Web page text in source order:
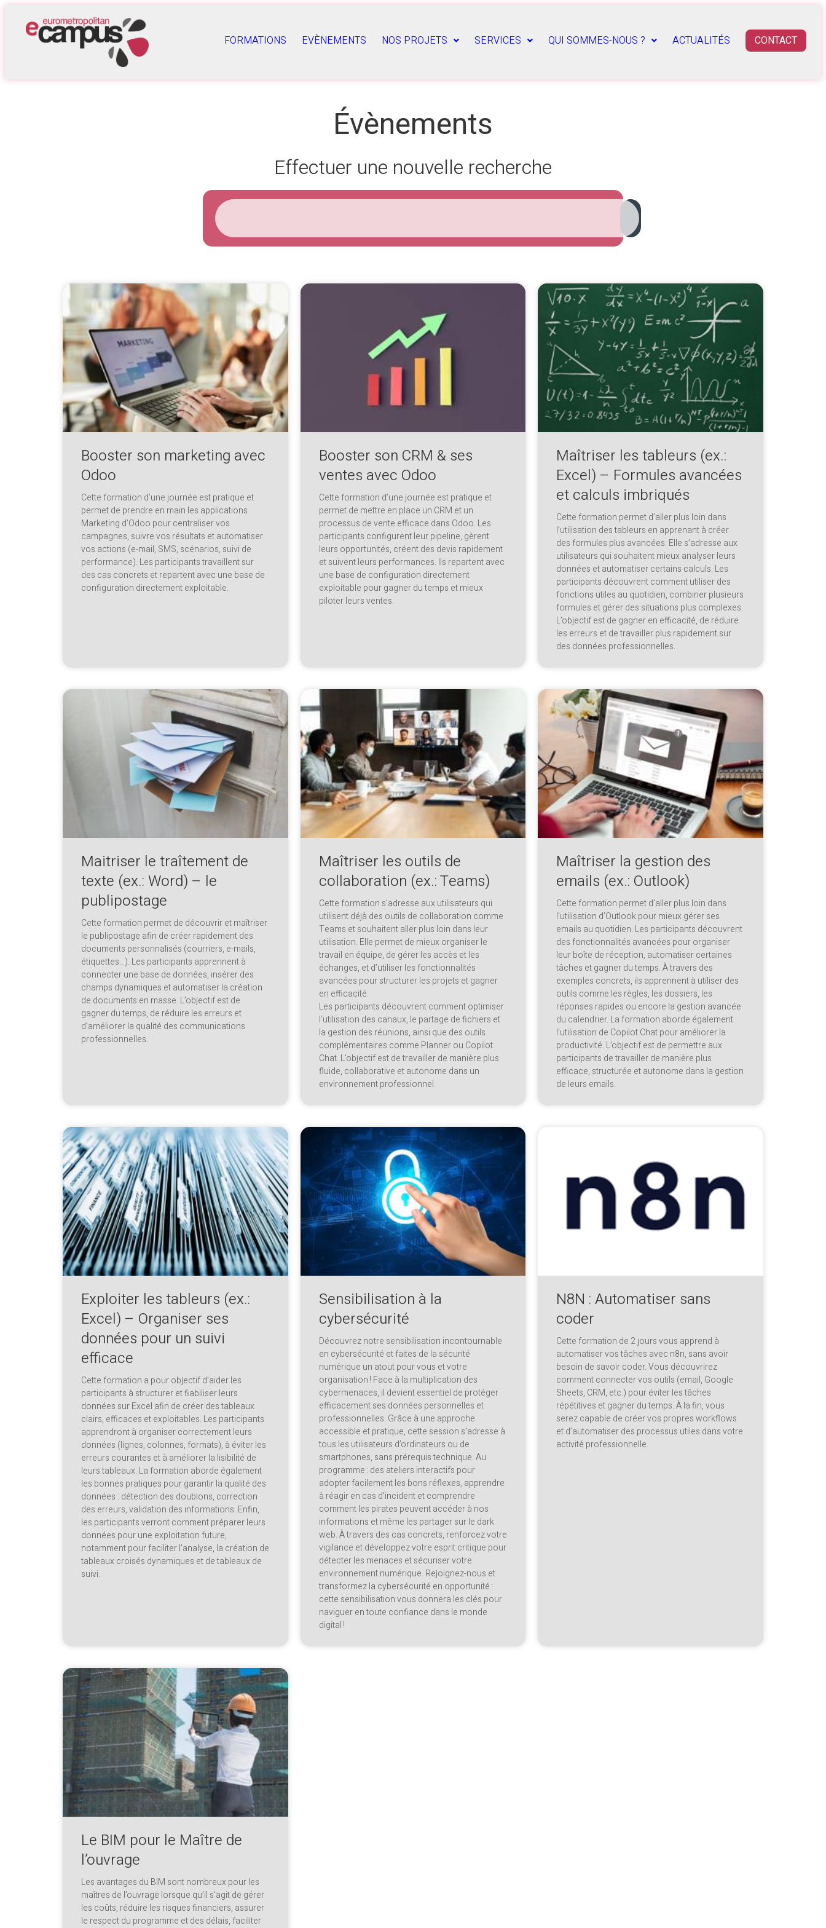
FORMATIONS EVÈNEMENTS NOS PROJETS SERVICES QUI SOMMES-NOUS ? ACTUALITÉS CONTACT
Évènements
Effectuer une nouvelle recherche
Booster son marketing avec
Odoo
Cette formation d’une journée est pratique et
permet de prendre en main les applications
Marketing d’Odoo pour centraliser vos
campagnes, suivre vos résultats et automatiser
vos actions (e-mail, SMS, scénarios, suivi de
performance). Les participants travaillent sur
des cas concrets et repartent avec une base de
configuration directement exploitable.
Booster son CRM & ses
ventes avec Odoo
Cette formation d’une journée est pratique et
permet de mettre en place un CRM et un
processus de vente efficace dans Odoo. Les
participants configurent leur pipeline, gèrent
leurs opportunités, créent des devis rapidement
et suivent leurs performances. Ils repartent avec
une base de configuration directement
exploitable pour gagner du temps et mieux
piloter leurs ventes.
Maîtriser les tableurs (ex.:
Excel) – Formules avancées
et calculs imbriqués
Cette formation permet d’aller plus loin dans
l’utilisation des tableurs en apprenant à créer
des formules plus avancées. Elle s’adresse aux
utilisateurs qui souhaitent mieux analyser leurs
données et automatiser certains calculs. Les
participants découvrent comment utiliser des
fonctions utiles au quotidien, combiner plusieurs
formules et gérer des situations plus complexes.
L’objectif est de gagner en efficacité, de réduire
les erreurs et de travailler plus rapidement sur
des données professionnelles.
Maitriser le traîtement de
texte (ex.: Word) – le
publipostage
Cette formation permet de découvrir et maîtriser
le publipostage afin de créer rapidement des
documents personnalisés (courriers, e-mails,
étiquettes…). Les participants apprennent à
connecter une base de données, insérer des
champs dynamiques et automatiser la création
de documents en masse. L’objectif est de
gagner du temps, de réduire les erreurs et
d’améliorer la qualité des communications
professionnelles.
Maîtriser les outils de
collaboration (ex.: Teams)
Cette formation s’adresse aux utilisateurs qui
utilisent déjà des outils de collaboration comme
Teams et souhaitent aller plus loin dans leur
utilisation. Elle permet de mieux organiser le
travail en équipe, de gérer les accès et les
échanges, et d’utiliser les fonctionnalités
avancées pour structurer les projets et gagner
en efficacité.
Les participants découvrent comment optimiser
l’utilisation des canaux, le partage de fichiers et
la gestion des réunions, ainsi que des outils
complémentaires comme Planner ou Copilot
Chat. L’objectif est de travailler de manière plus
fluide, collaborative et autonome dans un
environnement professionnel.
Maîtriser la gestion des
emails (ex.: Outlook)
Cette formation permet d’aller plus loin dans
l’utilisation d’Outlook pour mieux gérer ses
emails au quotidien. Les participants découvrent
des fonctionnalités avancées pour organiser
leur boîte de réception, automatiser certaines
tâches et gagner du temps. À travers des
exemples concrets, ils apprennent à utiliser des
outils comme les règles, les dossiers, les
réponses rapides ou encore la gestion avancée
du calendrier. La formation aborde également
l’utilisation de Copilot Chat pour améliorer la
productivité. L’objectif est de permettre aux
participants de travailler de manière plus
efficace, structurée et autonome dans la gestion
de leurs emails.
Exploiter les tableurs (ex.:
Excel) – Organiser ses
données pour un suivi
efficace
Cette formation a pour objectif d’aider les
participants à structurer et fiabiliser leurs
données sur Excel afin de créer des tableaux
clairs, efficaces et exploitables. Les participants
apprendront à organiser correctement leurs
données (lignes, colonnes, formats), à éviter les
erreurs courantes et à améliorer la lisibilité de
leurs tableaux. La formation aborde également
les bonnes pratiques pour garantir la qualité des
données : détection des doublons, correction
des erreurs, validation des informations. Enfin,
les participants verront comment préparer leurs
données pour une exploitation future,
notamment pour faciliter l’analyse, la création de
tableaux croisés dynamiques et de tableaux de
suivi.
Sensibilisation à la
cybersécurité
Découvrez notre sensibilisation incontournable
en cybersécurité et faites de la sécurité
numérique un atout pour vous et votre
organisation ! Face à la multiplication des
cybermenaces, il devient essentiel de protéger
efficacement ses données personnelles et
professionnelles. Grâce à une approche
accessible et pratique, cette session s’adresse à
tous les utilisateurs d’ordinateurs ou de
smartphones, sans prérequis technique. Au
programme : des ateliers interactifs pour
adopter facilement les bons réflexes, apprendre
à réagir en cas d’incident et comprendre
comment les pirates peuvent accéder à nos
informations et même les partager sur le dark
web. À travers des cas concrets, renforcez votre
vigilance et développez votre esprit critique pour
détecter les menaces et sécuriser votre
environnement numérique. Rejoignez-nous et
transformez la cybersécurité en opportunité :
cette sensibilisation vous donnera les clés pour
naviguer en toute confiance dans le monde
digital !
N8N : Automatiser sans
coder
Cette formation de 2 jours vous apprend à
automatiser vos tâches avec n8n, sans avoir
besoin de savoir coder. Vous découvrirez
comment connecter vos outils (email, Google
Sheets, CRM, etc.) pour éviter les tâches
répétitives et gagner du temps. À la fin, vous
serez capable de créer vos propres workflows
et d’automatiser des processus utiles dans votre
activité professionnelle.
Le BIM pour le Maître de
l’ouvrage
Les avantages du BIM sont nombreux pour les
maîtres de l’ouvrage lorsque qu’il s’agit de gérer
les coûts, réduire les risques financiers, assurer
le respect du programme et des délais, faciliter